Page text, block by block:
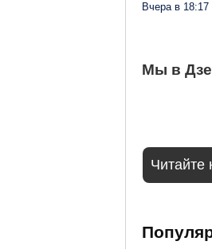
Вчера в 18:17
Мы в
Сосед со
от забора:
Какое
Может ли
Читайте